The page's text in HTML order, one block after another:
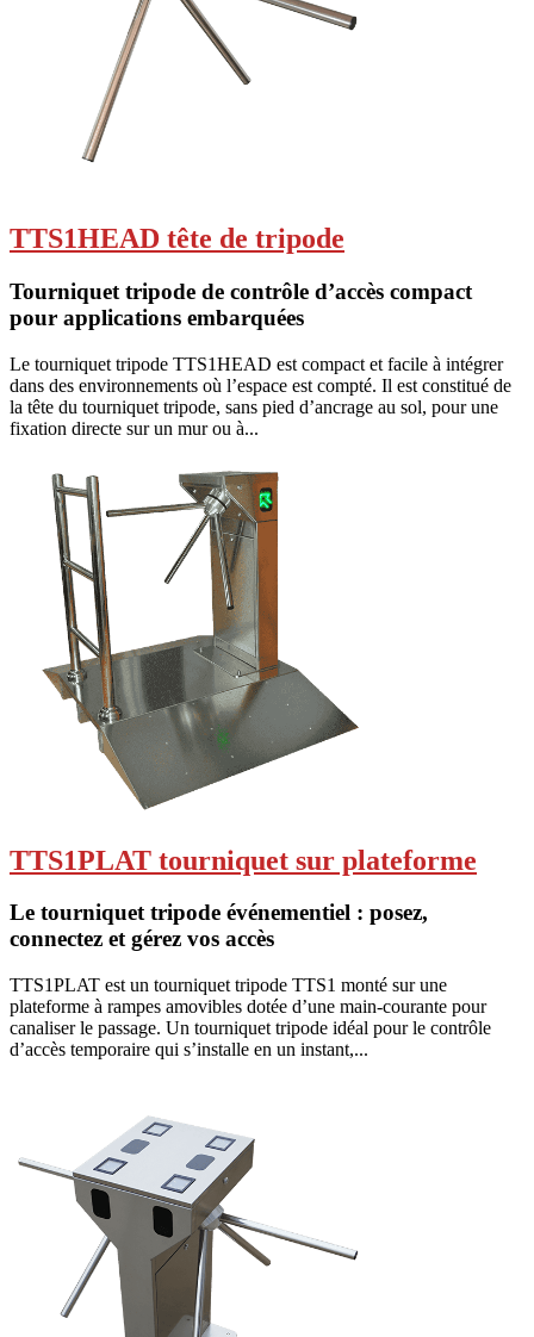
TTS1HEAD tête de tripode
Tourniquet tripode de contrôle d’accès compact
pour applications embarquées
Le tourniquet tripode TTS1HEAD est compact et facile à intégrer
dans des environnements où l’espace est compté. Il est constitué de
la tête du tourniquet tripode, sans pied d’ancrage au sol, pour une
fixation directe sur un mur ou à...
TTS1PLAT tourniquet sur plateforme
Le tourniquet tripode événementiel : posez,
connectez et gérez vos accès
TTS1PLAT est un tourniquet tripode TTS1 monté sur une
plateforme à rampes amovibles dotée d’une main-courante pour
canaliser le passage. Un tourniquet tripode idéal pour le contrôle
d’accès temporaire qui s’installe en un instant,...